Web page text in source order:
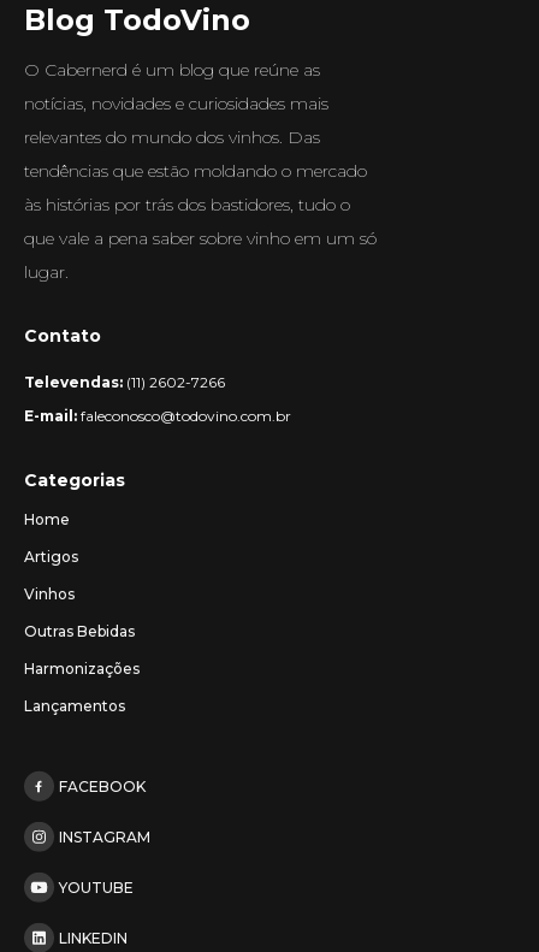
Blog TodoVino
O Cabernerd é um blog que reúne as
notícias, novidades e curiosidades mais
relevantes do mundo dos vinhos. Das
tendências que estão moldando o mercado
às histórias por trás dos bastidores, tudo o
que vale a pena saber sobre vinho em um só
lugar.
Contato
Televendas: (11) 2602-7266
E-mail: faleconosco@todovino.com.br
Categorias
Home
Artigos
Vinhos
Outras Bebidas
Harmonizações
Lançamentos
FACEBOOK
INSTAGRAM
YOUTUBE
LINKEDIN